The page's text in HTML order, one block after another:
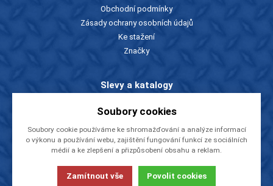
Obchodní podmínky
Zásady ochrany osobních údajů
Ke stažení
Značky
Slevy a katalogy
Zboží v akci
Rady a tipy
O firmě
Soubory cookies
Soubory cookie používáme ke shromažďování a analýze informací
o výkonu a používání webu, zajištění fungování funkcí ze sociálních
médií a ke zlepšení a přizpůsobení obsahu a reklam.
Zamítnout vše Povolit cookies